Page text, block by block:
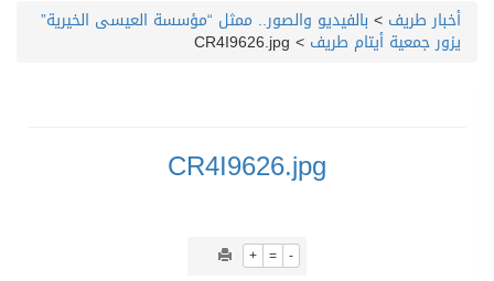
أخبار طريف > بالفيديو والصور.. ممثل “مؤسسة العيسى الخيرية”
يزور جمعية أيتام طريف >
CR4I9626.jpg
CR4I9626.jpg
+ = -